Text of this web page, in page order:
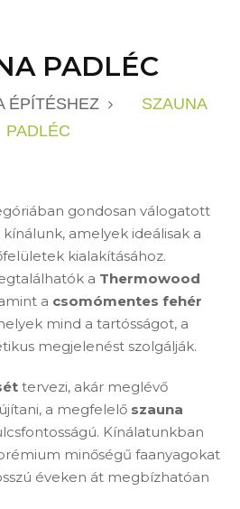
PADLÉC
ÉPÍTÉSHEZ
SZAUNA
PADLÉC
gondosan válogatott
kínálunk, amelyek ideálisak a
kialakításához.
a Thermowood
a csomómentes fehér
mind a tartósságot, a
megjelenést szolgálják.
tervezi, akár meglévő
a megfelelő szauna
Kínálatunkban
minőségű faanyagokat
éveken át megbízhatóan